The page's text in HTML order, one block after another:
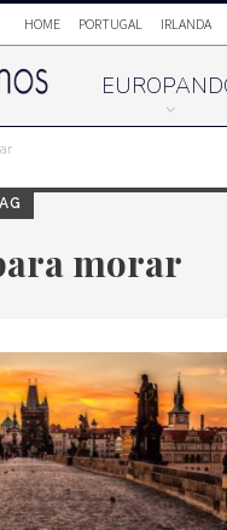
HOME PORTUGAL IRLANDA
morar